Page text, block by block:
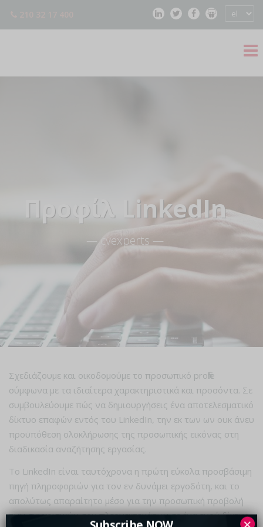
Προφίλ LinkedIn
— cvexperts —
Σχεδιάζουμε και οικοδομούμε το προσωπικό profile
σύμφωνα με τα ιδιαίτερα χαρακτηριστικά και προσόντα. Σε
συμβουλεύουμε πώς να δημιουργήσεις ένα αποτελεσματικό
δίκτυο επαφών εντός του LinkedIn, την εκ των ων ουκ άνευ
προϋπόθεση ολοκλήρωσης της προσωπικής εικόνας στη
διαδικασία αναζήτησης εργασίας.
Το LinkedIn είναι ταυτόχρονα η πρώτη εύκολα προσβάσιμη
πηγή πληροφοριών για τον εν δυνάμει εργοδότη, και το
απολύτως απαραίτητο μέσο για την προσωπική προβολή
των συγκριτικών σου πλεονεκτημάτων σε ένα ευρύ δίκτυο
×